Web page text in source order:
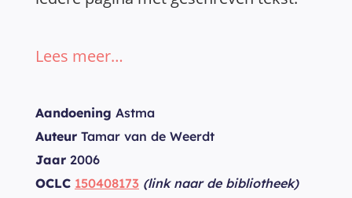
Lees meer…
Aandoening Astma
Auteur Tamar van de Weerdt
Jaar 2006
OCLC 150408173 (link naar de bibliotheek)